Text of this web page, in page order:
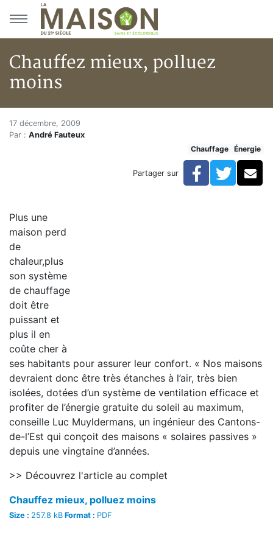
Aller au menu principal
Aller au contenu principal
Chauffez mieux, polluez
moins
Accueil
Articles
Chauffez mieux, polluez moins
17 décembre, 2009
Par : André Fauteux
Chauffage
Énergie
Partager sur Facebook
Plus une
maison perd
de
chaleur,plus
son système
de chauffage
doit être
puissant et
plus il en
coûte cher à
ses habitants pour assurer leur confort. « Nos maisons
devraient donc être très étanches à l’air, très bien
isolées, dotées d’un système de ventilation efficace et
profiter de l’énergie gratuite du soleil au maximum,
conseille Luc Muyldermans, un ingénieur des Cantons-
de-l’Est qui conçoit des maisons « solaires passives »
depuis une vingtaine d’années.
>> Découvrez l'article au complet
Chauffez mieux, polluez moins
Size : 257.8 kB Format : PDF